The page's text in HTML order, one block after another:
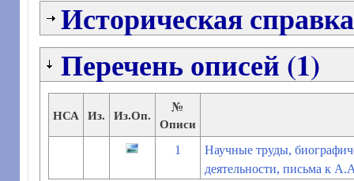
Историческая справка
Перечень описей (1)
НСА Из. Из.Оп.
№
Описи
1
Научные труды,
деятельности, письма к